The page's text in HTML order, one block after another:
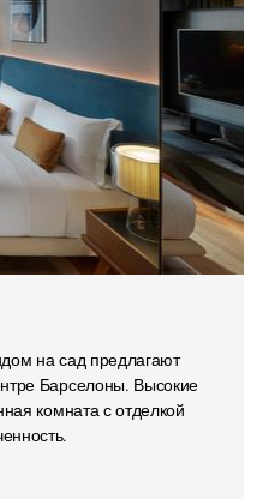
на сад предлагают
Барселоны. Высокие
комната с отделкой